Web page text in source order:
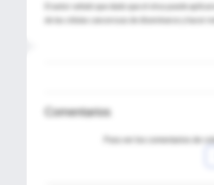
El autor señaló que dado que el virus puede
de las células cancerosas de diseminarse y hacer
Comentarios
Para ver los comentarios de